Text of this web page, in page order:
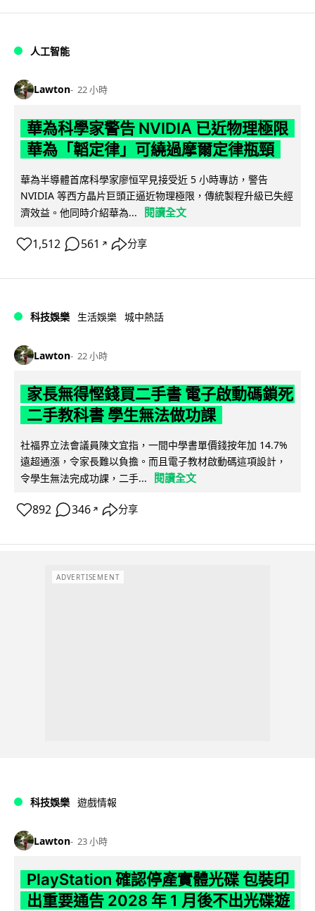
人工智能
Lawton 22 小時
華為科學家警告 NVIDIA 已近物理極限
華為「韜定律」可繞過摩爾定律瓶頸
華為半導體首席科學家廖恒罕見接受近 5 小時專訪，警告
NVIDIA 等西方晶片巨頭正逼近物理極限，傳統製程升級已失經
濟效益。他同時介紹華為...
閱讀全文
1,512 561 ↗ 分享
科技娛樂 生活娛樂 城中熱話
Lawton 22 小時
家長無得慳錢買二手書 電子啟動碼鎖死
二手教科書 學生無法做功課
社福界立法會議員陳文宜指，一間中學書單價錢按年加 14.7%
遠超通漲，令家長難以負擔。而且電子教材啟動碼這項設計，
令學生無法完成功課，二手...
閱讀全文
892 346 ↗ 分享
ADVERTISEMENT
科技娛樂 遊戲情報
Lawton 23 小時
PlayStation 確認停產實體光碟 包裝印
出重要通告 2028 年 1 月後不出光碟遊